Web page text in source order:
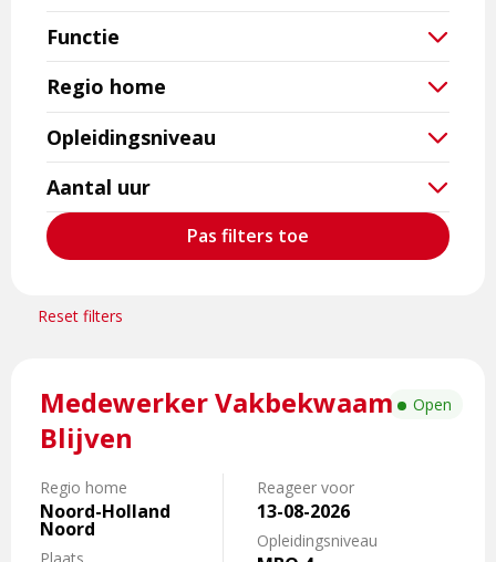
Functie
Regio home
Opleidingsniveau
Aantal uur
Pas filters toe
Reset filters
Medewerker Vakbekwaam
Blijven
Regio home
Noord-Holland
Noord
Reageer voor
13-08-2026
Opleidingsniveau
Open
meer
over
Medewerker
Vakbekwaam
Blijven